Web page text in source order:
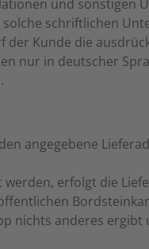
und sonstigen
schriftlichen
Kunde die
nur in deutscher
angegebene
erfolgt die
nichts anderes ergibt